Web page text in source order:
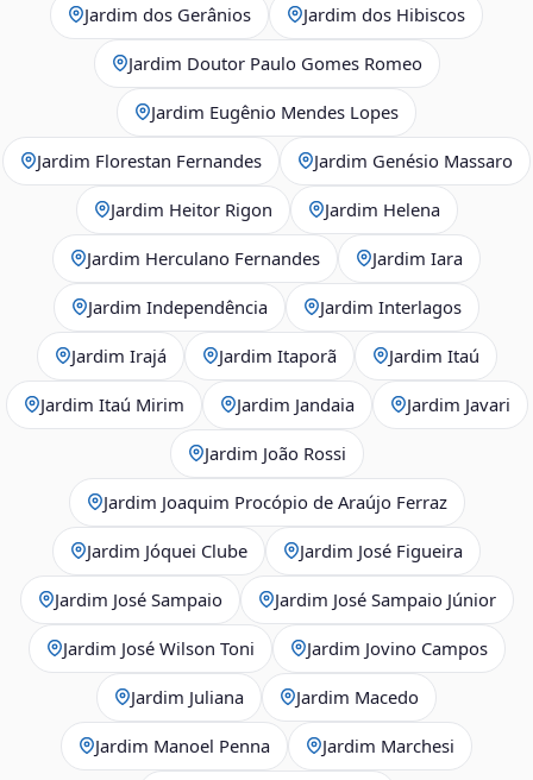
Jardim dos Gerânios Jardim dos Hibiscos
Jardim Doutor Paulo Gomes Romeo
Jardim Eugênio Mendes Lopes
Jardim Florestan Fernandes Jardim Genésio Massaro
Jardim Heitor Rigon Jardim Helena
Jardim Herculano Fernandes Jardim Iara
Jardim Independência Jardim Interlagos
Jardim Irajá Jardim Itaporã Jardim Itaú
Jardim Itaú Mirim Jardim Jandaia Jardim Javari
Jardim João Rossi
Jardim Joaquim Procópio de Araújo Ferraz
Jardim Jóquei Clube Jardim José Figueira
Jardim José Sampaio Jardim José Sampaio Júnior
Jardim José Wilson Toni Jardim Jovino Campos
Jardim Juliana Jardim Macedo
Jardim Manoel Penna Jardim Marchesi